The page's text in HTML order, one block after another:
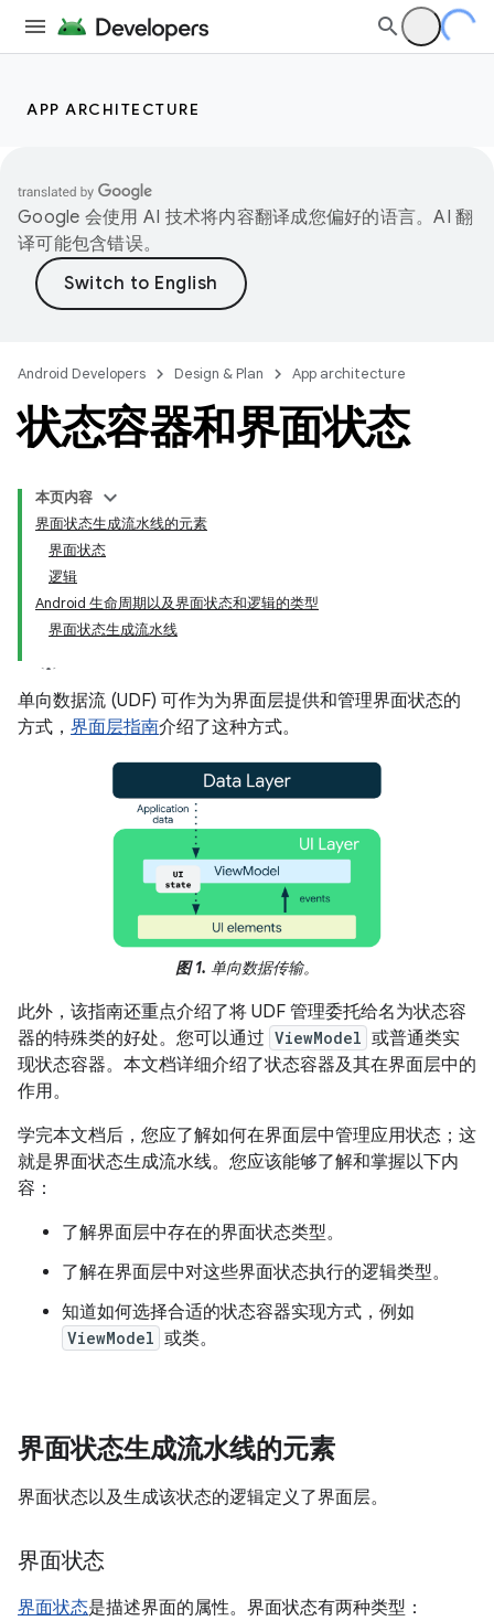
APP ARCHITECTURE
Google 会使用 AI 技术将内容翻译成您偏好的语言。AI 翻
译可能包含错误。
Android Developers Design & Plan App architecture
状态容器和界面状态
本页内容
界面状态生成流水线的元素
界面状态
逻辑
Android 生命周期以及界面状态和逻辑的类型
界面状态生成流水线
单向数据流 (UDF) 可作为为界面层提供和管理界面状态的
方式， 界面层指南介绍了这种方式。
图 1. 单向数据传输。
此外，该指南还重点介绍了将 UDF 管理委托给名为状态容
器的特殊类的好处。您可以通过 ViewModel 或普通类实
现状态容器。本文档详细介绍了状态容器及其在界面层中的
作用。
学完本文档后，您应了解如何在界面层中管理应用状态；这
就是界面状态生成流水线。您应该能够了解和掌握以下内
容：
了解界面层中存在的界面状态类型。
了解在界面层中对这些界面状态执行的逻辑类型。
知道如何选择合适的状态容器实现方式，例如
ViewModel 或类。
界面状态生成流水线的元素
界面状态以及生成该状态的逻辑定义了界面层。
界面状态
界面状态是描述界面的属性。界面状态有两种类型：